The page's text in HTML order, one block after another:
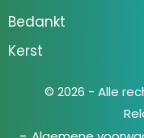
Bedankt
Kerst
© 2026 - Alle